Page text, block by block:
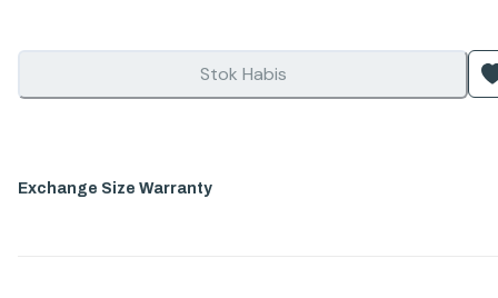
Stok Habis
Exchange Size Warranty